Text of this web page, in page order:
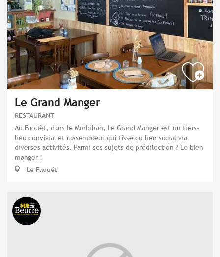
Le Grand Manger
RESTAURANT
Au Faouët, dans le Morbihan, Le Grand Manger est un tiers-
lieu convivial et rassembleur qui tisse du lien social via
diverses activités. Parmi ses sujets de prédilection ? Le bien
manger !
Le Faouët